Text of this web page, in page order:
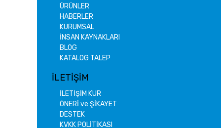
ÜRÜNLER
HABERLER
KURUMSAL
İNSAN KAYNAKLARI
BLOG
KATALOG TALEP
İLETİŞİM
İLETİŞİM KUR
ÖNERİ ve ŞİKAYET
DESTEK
KVKK POLİTİKASI